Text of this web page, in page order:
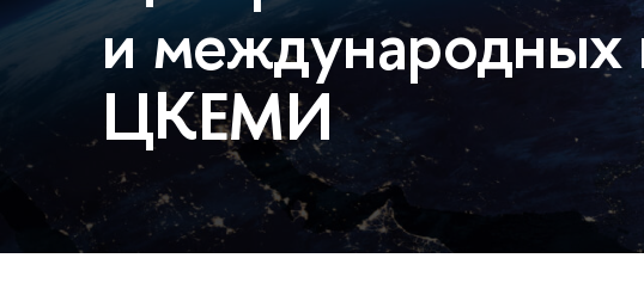
и международных
ЦКЕМИ